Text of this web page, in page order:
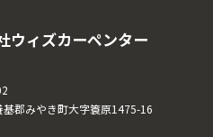
ウィズカーペンター
基郡みやき町大字簑原1475-16